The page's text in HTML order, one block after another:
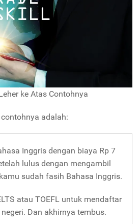
ke Atas Contohnya
adalah:
Inggris dengan biaya Rp 7
lulus dengan mengambil
sudah fasih Bahasa Inggris.
atau TOEFL untuk mendaftar
Dan akhirnya tembus.